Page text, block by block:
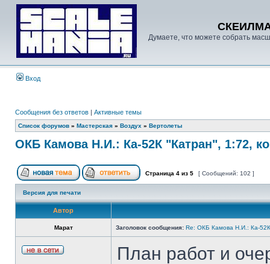
Думаете, что можете собрать
Вход
Сообщения без ответов | Активные темы
Список форумов » Мастерская » Воздух » Вертолеты
ОКБ Камова Н.И.: Ка-52К "Катран", 1:72,
Страница 4 из 5 [ Сообщений: 102 ]
Версия для печати
Автор
Марат Заголовок сообщения: Re: ОКБ Камова Н.И.: Ка-
План работ и